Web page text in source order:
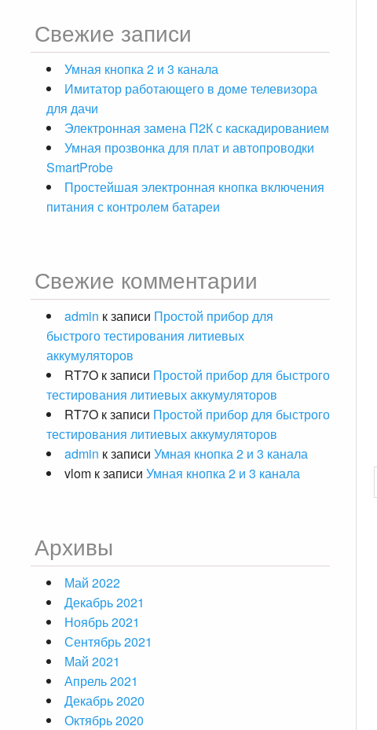
Свежие записи
Умная кнопка 2 и 3 канала
Имитатор работающего в доме телевизора
для дачи
Электронная замена П2К с каскадированием
Умная прозвонка для плат и автопроводки
SmartProbe
Простейшая электронная кнопка включения
питания с контролем батареи
Свежие комментарии
admin к записи Простой прибор для
быстрого тестирования литиевых
аккумуляторов
RT7Oк записи Простой прибор для быстрого
тестирования литиевых аккумуляторов
RT7Oк записи Простой прибор для быстрого
тестирования литиевых аккумуляторов
admin к записи Умная кнопка 2 и 3 канала
vlomк записи Умная кнопка 2 и 3 канала
Архивы
Май 2022
Декабрь 2021
Ноябрь 2021
Сентябрь 2021
Май 2021
Апрель 2021
Декабрь 2020
Октябрь 2020